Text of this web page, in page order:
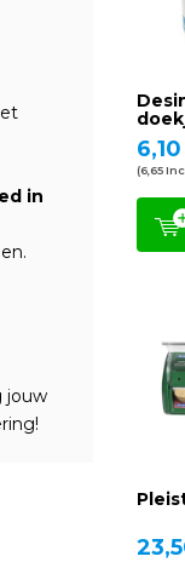
in
jouw
6,10
(6,65